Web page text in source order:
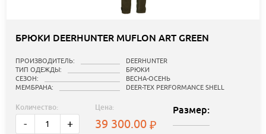
БРЮКИ DEERHUNTER MUFLON ART GREEN
ПРОИЗВОДИТЕЛЬ:
DEERHUNTER
ТИП ОДЕЖДЫ:
БРЮКИ
СЕЗОН:
ВЕСНА-ОСЕНЬ
МЕМБРАНА:
DEER-TEX PERFORMANCE SHELL
Количество:
- +
Цена:
39 300.00
Размер: